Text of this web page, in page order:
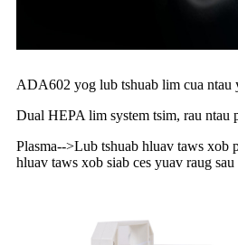
ADA602 yog lub tshuab lim cua ntau
Dual HEPA lim system tsim, rau ntau
Plasma-->Lub tshuab hluav taws xob
hluav taws xob siab ces yuav raug